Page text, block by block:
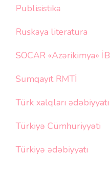
Publisistika
Ruskaya literatura
SOCAR «Azərikimya» İB
Sumqayıt RMTİ
Türk xalqları ədəbiyyatı
Türkiyə Cümhuriyyəti
Türkiyə ədəbiyyatı